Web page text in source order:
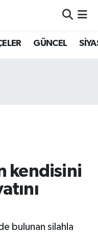
GÜNCEL
kendisini
bulunan silahla